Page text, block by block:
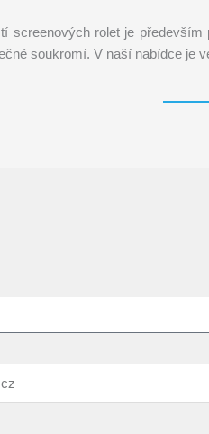
screenových rolet je
soukromí. V naší nabídce je